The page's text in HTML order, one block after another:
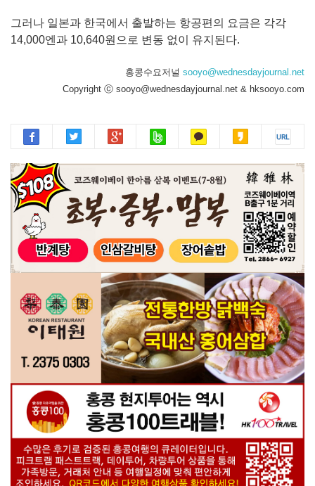
그러나 일본과 한국에서 출발하는 항공편의 요금은 각각
14,000엔과 10,640원으로 변동 없이 유지된다.
홍콩수요저널 sooyo@wednesdayjournal.net
Copyright ⓒ sooyo@wednesdayjournal.net & hksooyo.com